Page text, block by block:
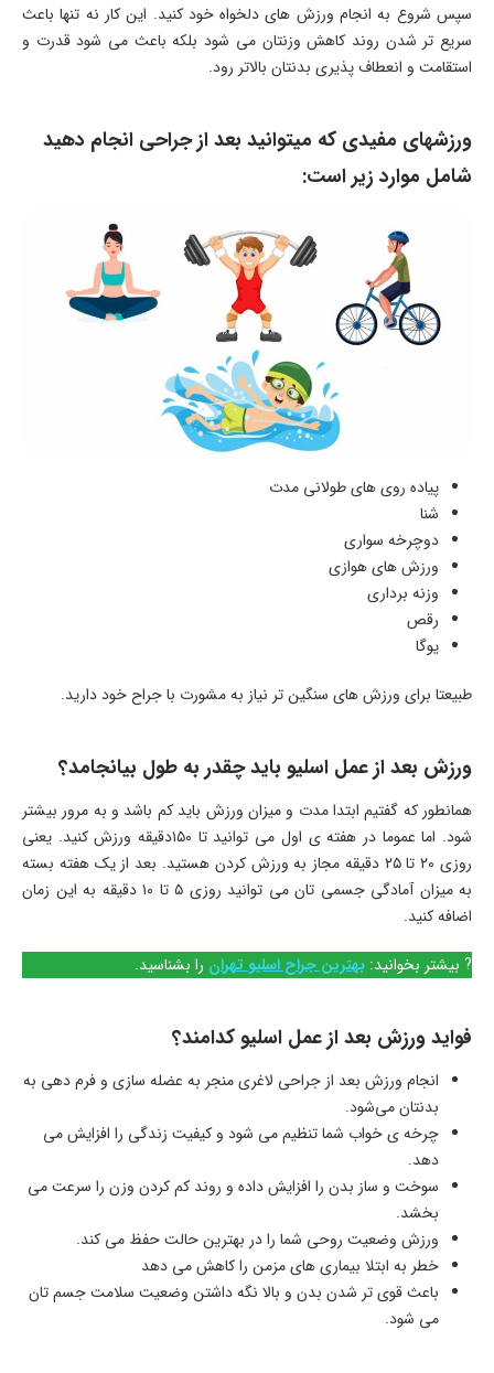
سپس شروع به انجام ورزش های دلخواه خود کنید. این کار نه تنها باعث
سریع تر شدن روند کاهش وزنتان می شود بلکه باعث می شود قدرت و
استقامت و انعطاف پذیری بدنتان بالاتر رود.
ورزشهای مفیدی که میتوانید بعد از جراحی انجام دهید
شامل موارد زیر است:
پیاده روی های طولانی مدت
شنا
دوچرخه سواری
ورزش‌ های هوازی
وزنه برداری
رقص
یوگا
طبیعتا برای ورزش های سنگین تر نیاز به مشورت با جراح خود دارید.
ورزش بعد از عمل اسلیو باید چقدر به طول بیانجامد؟
همانطور که گفتیم ابتدا مدت و میزان ورزش باید کم باشد و به مرور بیشتر
شود. اما عموما در هفته ی اول می توانید تا ۱۵۰دقیقه ورزش کنید. یعنی
روزی ۲۰ تا ۲۵ دقیقه مجاز به ورزش کردن هستید. بعد از یک هفته بسته
به میزان آمادگی جسمی تان می توانید روزی ۵ تا ۱۰ دقیقه به این زمان
اضافه کنید.
? بیشتر بخوانید: بهترین جراح اسلیو تهران را بشناسید.
فواید ورزش بعد از عمل اسلیو کدامند؟
انجام ورزش بعد از جراحی لاغری منجر به عضله سازی و فرم دهی به
بدنتان می‌شود.
چرخه ی خواب شما تنظیم می شود و کیفیت زندگی را افزایش می
دهد.
سوخت و ساز بدن را افزایش داده و روند کم کردن وزن را سرعت می
بخشد.
ورزش وضعیت روحی شما را در بهترین حالت حفظ می کند.
خطر به ابتلا بیماری های مزمن را کاهش می دهد
باعث قوی تر شدن بدن و بالا نگه داشتن وضعیت سلامت جسم تان
می شود.